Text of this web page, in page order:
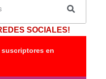
SOCIALES!
suscriptores en